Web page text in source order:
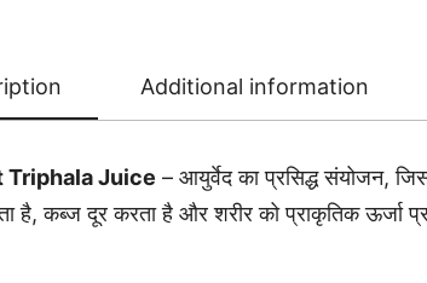
Additional information
Triphala Juice – आयुर्वेद का प्रसिद्ध संयोजन,
है, कब्ज दूर करता है और शरीर को प्राकृतिक ऊर्जा